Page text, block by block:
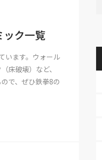
ック一覧
います。ウォール
床破壊）など、
で、ぜひ鉄拳8の